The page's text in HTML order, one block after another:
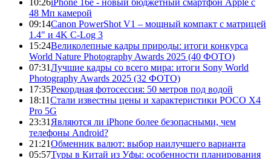
48 Мп камерой
09:14Canon PowerShot V1 – мощный компакт с матрицей
1.4" и 4K C-Log 3
15:24Великолепные кадры природы: итоги конкурса
World Nature Photography Awards 2025 (40 ФОТО)
07:31Лучшие кадры со всего мира: итоги Sony World
Photography Awards 2025 (32 ФОТО)
17:35Рекордная фотосессия: 50 метров под водой
18:11Стали известны цены и характеристики POCO X4
Pro 5G
23:31 Являются ли iPhone более безопасными, чем
телефоны Android?
21:21Обменник валют: выбор наилучшего варианта
05:57Туры в Китай из Уфы: особенности планирования